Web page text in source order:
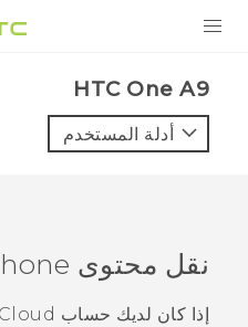
VIVE
VIVERSE
البرامج + التطبيقات
HTC One A9‎
أدلة المستخدم
نقل محتوى
إذا كان لديك حساب